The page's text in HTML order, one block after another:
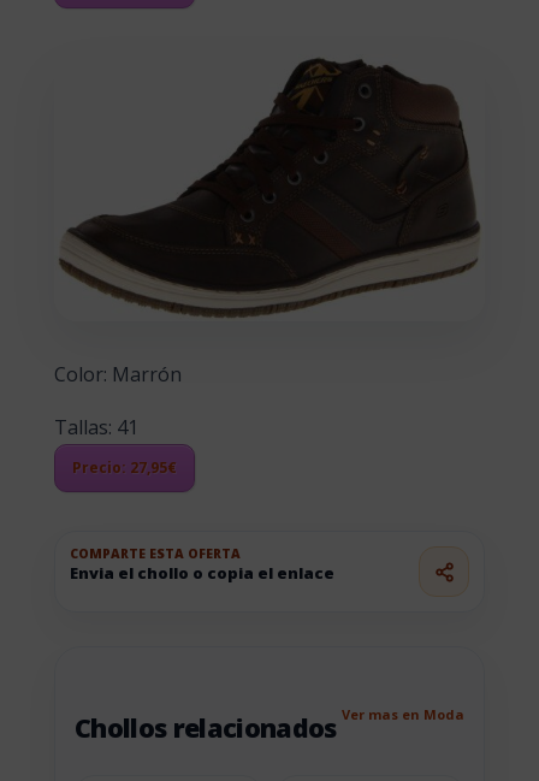
Color: Marrón
Tallas: 41
Precio: 27,95€
COMPARTE ESTA OFERTA
Envia el chollo o copia el enlace
Chollos relacionados Ver mas en Moda